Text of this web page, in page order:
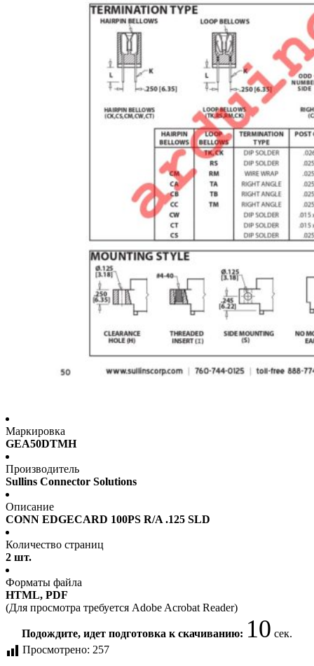
Маркировка
GEA50DTMH
Производитель
Sullins Connector Solutions
Описание
CONN EDGECARD 100PS R/A .125 SLD
Количество страниц
2 шт.
Форматы файла
HTML, PDF
(Для просмотра требуется Adobe Acrobat Reader)
Подождите, идет подготовка к скачиванию: 10 сек.
Просмотрено: 257